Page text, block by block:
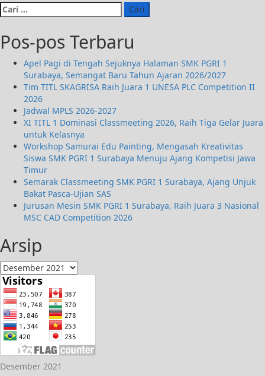
Pos-pos Terbaru
Apel Pagi di Tengah Sejuknya Halaman SMK PGRI 1
Surabaya, Semangat Baru Tahun Ajaran 2026/2027
Tim TITL SKAGRISA Raih Juara 1 UNESA PLC Competition II
2026
Jadwal MPLS 2026-2027
XI TITL 1 Dominasi Classmeeting 2026, Raih Tiga Gelar Juara
untuk Kelasnya
Workshop Samurai Edu Painting, Mengasah Kreativitas
Siswa SMK PGRI 1 Surabaya Menuju Ajang Kompetisi Jawa
Timur
Semarak Classmeeting SMK PGRI 1 Surabaya, Ajang Unjuk
Bakat Pasca-Ujian SAS
Jurusan Mesin SMK PGRI 1 Surabaya, Raih Juara 3 Nasional
MSC CAD Competition 2026
Arsip
Desember 2021